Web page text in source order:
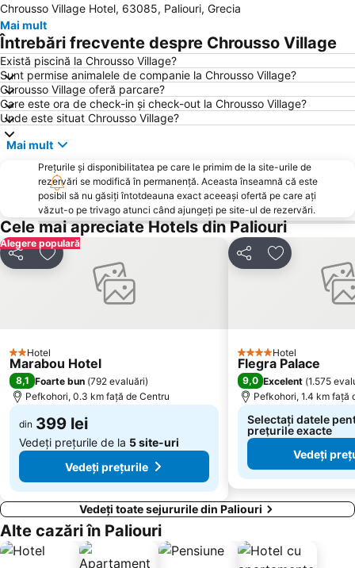
Plaja Karidi
Chalkidiki Proto Podi
Plaja Ormos Panagias
Plaja Kriopigi
Porto Koufo
Plaja Alikes
Plaja Fourka
Port Ouranoupolis
Plaja Nea Skioni
Plaja Agios Ioannis
Plaja Gerakini
Plaja Neos Marmaras
Plaja Psakoudia
Plaja Kalamitsi
Plaja Livari
Kavourotripes
Plaja Chaniotis
Sani
Plaja Kalogria
Plaja Tristinika
Livrochio
Limani Ammoulianis
Beach Road
Plaja Nea Fokea
Portul Pyrgadikia
Plaja Lagomandra
Traditional Settlement of Nikiti
Platanitsi
Agios Georgios
Chrousso Village Hotel, 63085, Paliouri, Grecia
Mai mult
Întrebări frecvente despre Chrousso Village
Există piscină la Chrousso Village?
Sunt permise animalele de companie la Chrousso Village?
Chrousso Village oferă parcare?
Care este ora de check-in și check-out la Chrousso Village?
Unde este situat Chrousso Village?
Mai mult
Prețurile și disponibilitatea pe care le primim de la site-urile de
rezervări se modifică în permanență. Aceasta înseamnă că este
posibil să nu găsiți întotdeauna exact aceeași ofertă pe care ați
văzut-o pe trivago atunci când ajungeți pe site-ul de rezervări.
Cele mai apreciate Hotels din Paliouri
Alegere populară
DistribuițiAdăugaţi la favorite
2 Stele
Hotel
Marabou Hotel
8,1 Foarte bun (792 evaluări)
Pefkohori, 0.3 km faţă de Centru
din 399 lei
Vedeți prețurile de la 5 site-uri
Vedeți prețurile
DistribuițiAdăugaţi la
4 SteleHotel
Flegra Palace
9,0 Excelent (1.575
Pefkohori, 1.4 km faţă
Selectați datele
prețurile exacte
Vedeți
Vedeți toate sejururile din Paliouri
Alte cazări în Paliouri